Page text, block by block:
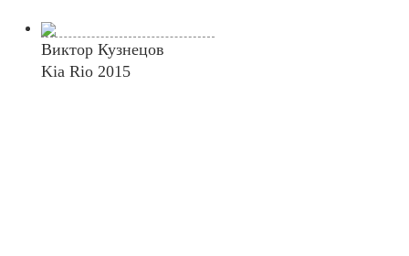
Виктор Кузнецов
Kia Rio 2015